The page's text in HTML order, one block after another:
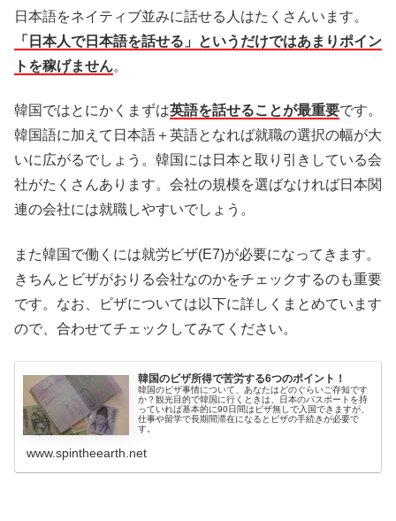
日本語をネイティブ並みに話せる人はたくさんいます。
「日本人で日本語を話せる」というだけではあまりポイン
トを稼げません。
韓国ではとにかくまずは英語を話せることが最重要です。
韓国語に加えて日本語＋英語となれば就職の選択の幅が大
いに広がるでしょう。韓国には日本と取り引きしている会
社がたくさんあります。会社の規模を選ばなければ日本関
連の会社には就職しやすいでしょう。
また韓国で働くには就労ビザ(E7)が必要になってきます。
きちんとビザがおりる会社なのかをチェックするのも重要
です。なお、ビザについては以下に詳しくまとめています
ので、合わせてチェックしてみてください。
韓国のビザ所得で苦労する6つのポイント！
韓国のビザ事情について、あなたはどのぐらいご存知です
か？観光目的で韓国に行くときは、日本のパスポートを持
っていれば基本的に90日間はビザ無しで入国できますが、
仕事や留学で長期間滞在になるとビザの手続きが必要で
す。
www.spintheearth.net